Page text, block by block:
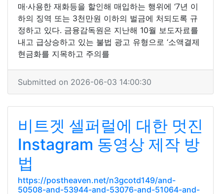
매·사용한 재화등을 할인해 매입하는 행위에 ‘7년 이
하의 징역 또는 3천만원 이하의 벌금에 처되도록 규
정하고 있다. 금융감독원은 지난해 10월 보도자료를
내고 급상승하고 있는 불법 광고 유형으로 ‘소액결제
현금화를 지목하고 주의를
Submitted on 2026-06-03 14:00:30
비트겟 셀퍼럴에 대한 멋진
Instagram 동영상 제작 방
법
https://postheaven.net/n3gcotd149/and-
50508-and-53944-and-53076-and-51064-and-